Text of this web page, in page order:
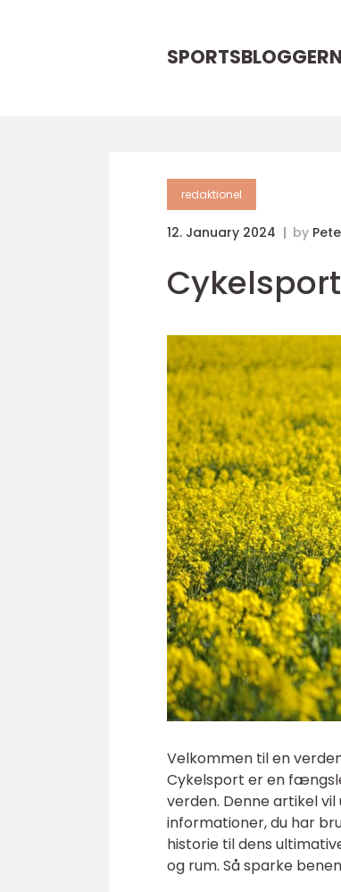
redaktionel
12. January 2024 by
Velkommen til en
Cykelsport er en
verden. Denne artikel
informationer, du har
historie til dens
og rum. Så sparke